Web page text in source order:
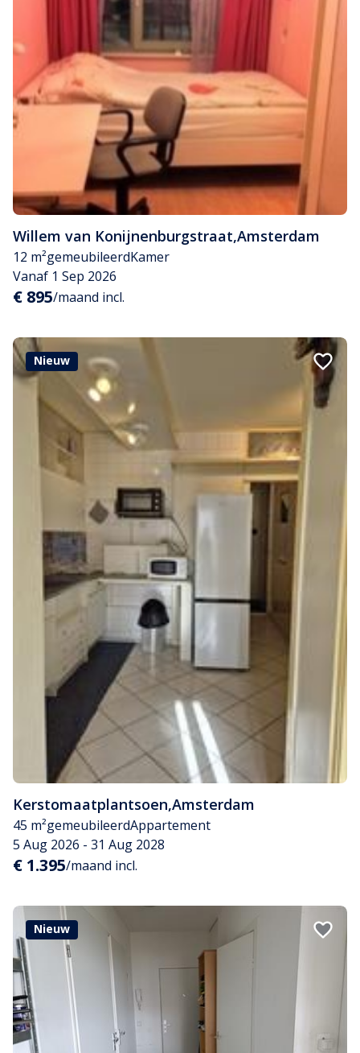
Willem van Konijnenburgstraat,Amsterdam
12 m²gemeubileerdKamer
Vanaf 1 Sep 2026
€ 895/maand incl.
Nieuw
Kerstomaatplantsoen,Amsterdam
45 m²gemeubileerdAppartement
5 Aug 2026 - 31 Aug 2028
€ 1.395/maand incl.
Nieuw